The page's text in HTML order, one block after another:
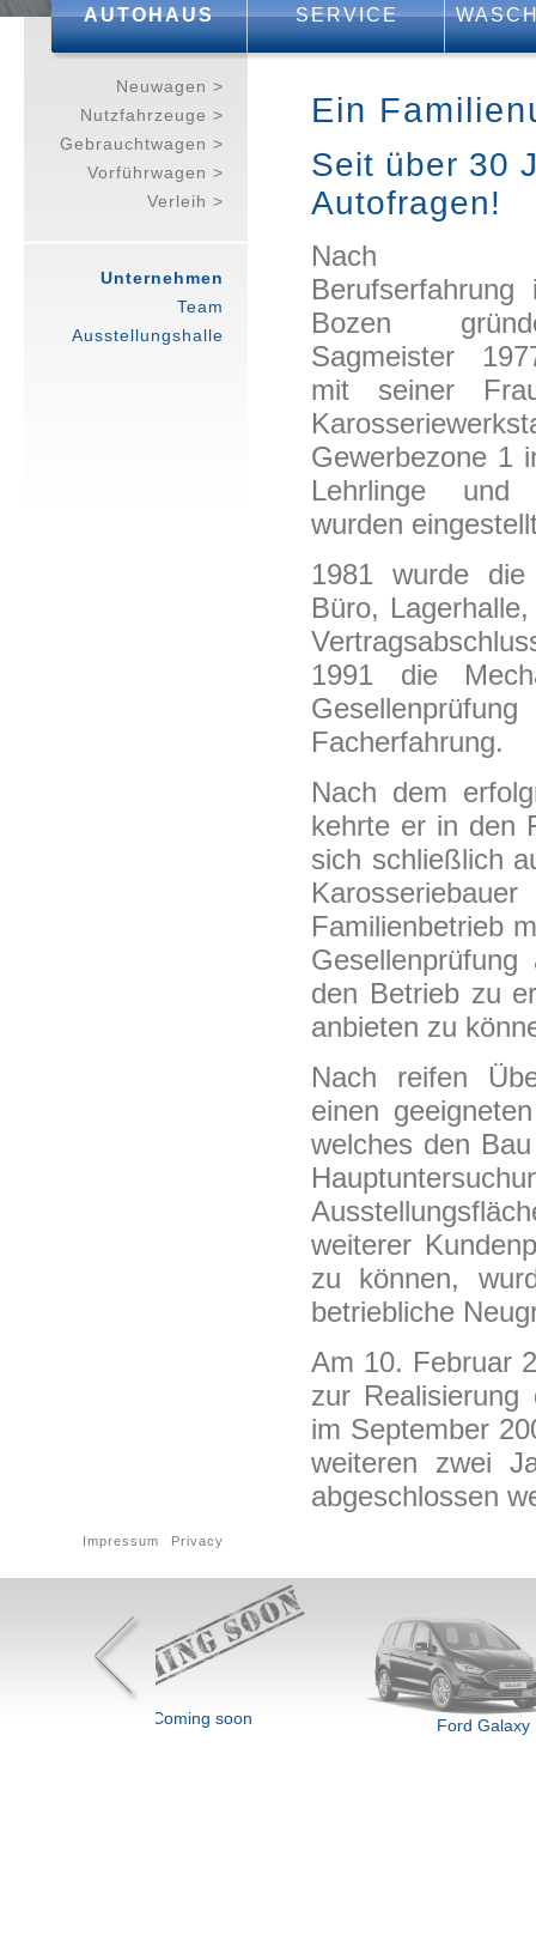
Neuwagen >
Nutzfahrzeuge >
Gebrauchtwagen >
Vorführwagen >
Verleih >
Unternehmen
Team
Ausstellungshalle
Ein
Seit über 30
Autofragen!
Nach
Bozen
Sagmeister
mit seiner
Gewerbezone 1
Lehrlinge
wurden
1981 wurde
Büro,
1991 die
Facherfahrung.
Nach dem
kehrte er in den
sich schließlich
Familienbetrieb
den Betrieb zu
anbieten zu
Nach reifen
einen
welches den
weiterer
zu können,
betriebliche
Am 10. Februar
zur
im September
weiteren zwei
abgeschlossen
Impressum Privacy
AUTOHAUS SERVICE
Ford Galaxy